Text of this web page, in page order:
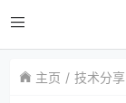
主页 技术分享